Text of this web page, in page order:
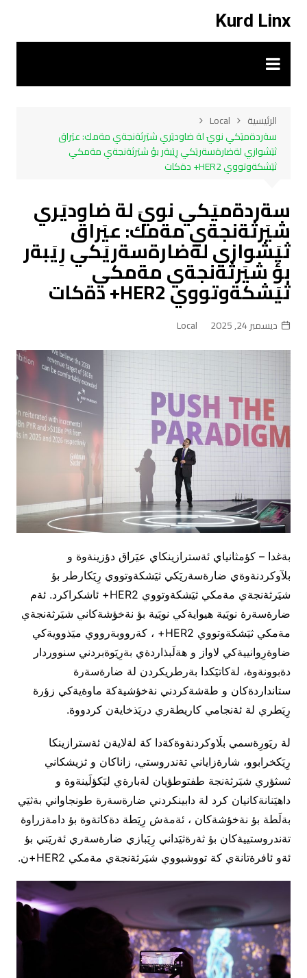
المحتوى
Kurd Linx
الرئيسية
Local
سةردةميَكي نويَ لة ضاوديَري شيَرثةنجةي مةمك: عيَراق
ثيَشوازي لةضارةسةريَكي رِيَبةر بؤ شيَرثةنجةي مةمكي
ثيَشكةوتووي HER2+ دةكات
سةردةميَكي نويَ لة ضاوديَري
شيَرثةنجةي مةمك: عيَراق
ثيَشوازي لةضارةسةريَكي رِيَبةر
بؤ شيَرثةنجةي مةمكي
ثيَشكةوتووي HER2+ دةكات
ديسمبر 24, 2025 Local
بةغدا – كؤمثانياي ئةسترازينكاي عيَراق دؤزينةوة و
بلآوكردنةوةي ضارةسةريَكي ثيَشكةوتووي رِيَكارطر بؤ
شيَرثةنجةي مةمكي ثيَشكةوتووي HER2+ ئاشكراكرد. ئةم
ضارةسةرة نويَية هيوايةكي نويَية بؤ نةخؤشةكاني شيَرثةنجةي
مةمكي ثيَشكةوتووي HER2+ ، كةرووبةرووي ميَذوويةكي
ضاوةرِوانييةكي لاواز و هةلَبذاردةي بةرِيَوةبردني سنووردار
دةبوونةوة، لةكاتيَكدا بةرطريكردن لة ضارةسةرة
ستانداردةكان و طةشةكردني نةخؤشيةكة ماوةيةكي زؤرة
رِيَطري لة ئةنجامي كاريطةري دريَذخايةن كردووة.
لة ريَورِةسمي بلَاوكردنةوةكةدا كة لةلايةن ئةسترازينكا
رِيَكخرابوو، شارةزاياني تةندروستي، زاناكان و ثزيشكاني
ثسثؤري شيَرثةنجة طفتوطؤيان لةبارةي ليَكؤلَينةوة و
داهيَنانةكانيان كرد لة دابينكردني ضارةسةرة طونجاواني بةثيَي
بةلَطة بؤ نةخؤشةكان ، ئةمةش رِيَطة دةكاتةوة بؤ دامةزراوة
تةندروستييةكان بؤ ثةرةثيَداني رِيَبازي ضارةسةري ئةريَني بؤ
ئةو ئافرةتانةي كة تووشبووي شيَرثةنجةي مةمكي HER2+ن.